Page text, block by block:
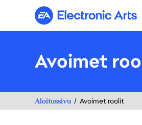
Electronic Arts
Avoimet
Aloitussivu Avoimet roolit